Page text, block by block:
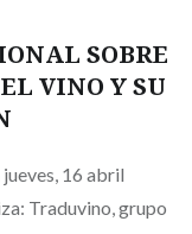
SOBRE
VINO Y SU
16 abril
Traduvino, grupo